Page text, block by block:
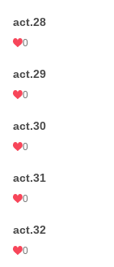
act.28
0
act.29
0
act.30
0
act.31
0
act.32
0